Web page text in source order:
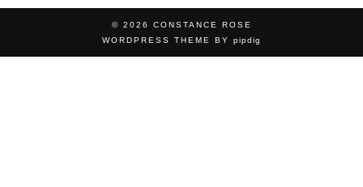
© 2026 CONSTANCE ROSE
WORDPRESS THEME BY pipdig